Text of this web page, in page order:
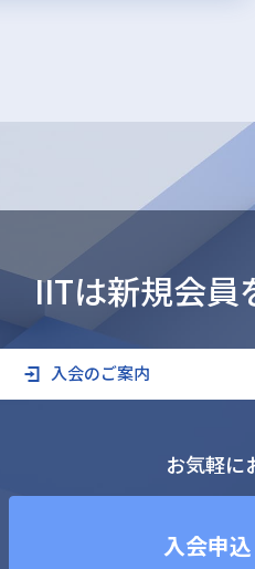
IITは新規会員
入会のご案内
お気軽に
入会申